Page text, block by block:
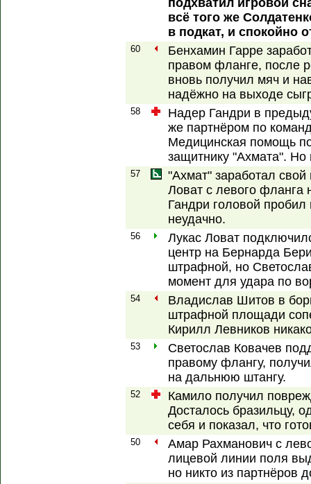
подхватил игровой
всё того же
в подкат, и спокойно
60
Бенхамин Гарре
правом фланге, после
вновь получил мяч и
надёжно на выходе
58
Надер Гандри в
же партнёром по
Медицинская помощь
защитнику "Ахмата".
57
"Ахмат" заработал
Ловат с левого
Гандри головой
неудачно.
56
Лукас Ловат
центр на Бернарда
штрафной, но
момент для удара по
54
Владислав Шитов в
штрафной площади
Кирилл Левников
53
Светослав Ковачев
правому флангу,
на дальнюю штангу.
52
Камило получил
Досталось бразильцу,
себя и показал, что
50
Амар Рахманович с
лицевой линии поля
но никто из партнёров